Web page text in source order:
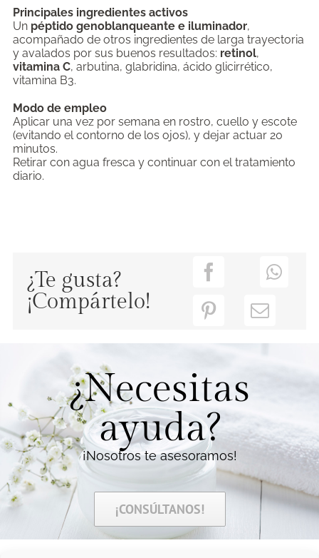
Principales ingredientes activos
Un péptido genoblanqueante e iluminador,
acompañado de otros ingredientes de larga trayectoria
y avalados por sus buenos resultados: retinol,
vitamina C, arbutina, glabridina, ácido glicirrético,
vitamina B3.
Modo de empleo
Aplicar una vez por semana en rostro, cuello y escote
(evitando el contorno de los ojos), y dejar actuar 20
minutos.
Retirar con agua fresca y continuar con el tratamiento
diario.
¿Te gusta?
¡Compártelo!
¿Necesitas
ayuda?
¡Nosotros te asesoramos!
¡CONSÚLTANOS!